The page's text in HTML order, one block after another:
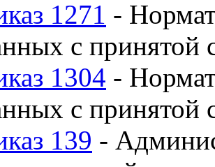
1271 -
с принятой
1304 -
с принятой
139 -